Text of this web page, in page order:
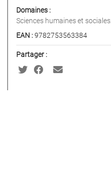
Domaines :
Sciences humaines et sociales.
EAN :9782753563384
Partager :